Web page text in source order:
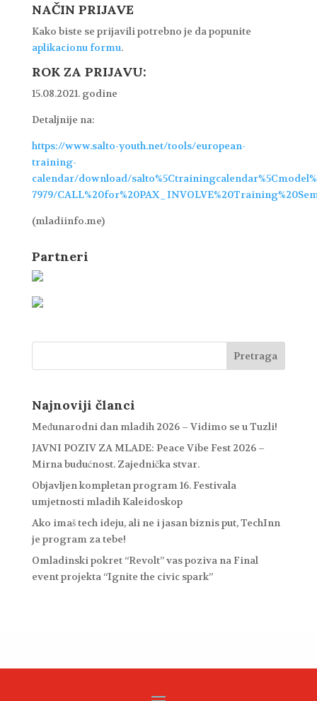
NAČIN PRIJAVE
Kako biste se prijavili potrebno je da popunite
aplikacionu formu.
ROK ZA PRIJAVU:
15.08.2021. godine
Detaljnije na:
https://www.salto-youth.net/tools/european-
training-
calendar/download/
7979/
(mladiinfo.me)
Partneri
Najnoviji članci
Međunarodni dan mladih 2026 – Vidimo se u Tuzli!
JAVNI POZIV ZA MLADE: Peace Vibe Fest 2026 –
Mirna budućnost. Zajednička stvar.
Objavljen kompletan program 16. Festivala
umjetnosti mladih Kaleidoskop
Ako imaš tech ideju, ali ne i jasan biznis put, TechInn
je program za tebe!
Omladinski pokret “Revolt” vas poziva na Final
event projekta “Ignite the civic spark”